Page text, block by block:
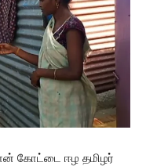
கோட்டை ஈழ தமிழர்